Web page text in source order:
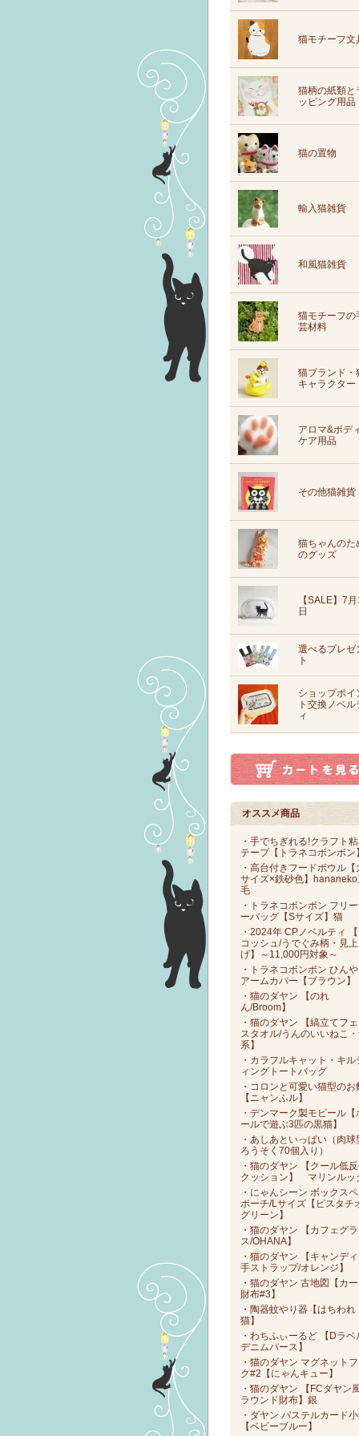
猫モチーフ文
猫柄の紙類と
ッピング用品
猫の置物
輸入猫雑貨
和風猫雑貨
猫モチーフの
芸材料
猫ブランド・
キャラクター
アロマ&ボデ
ケア用品
その他猫雑貨
猫ちゃんのた
のグッズ
【SALE】7月
日
選べるプレゼ
ト
ショップポイ
ト交換ノベル
ィ
オススメ商品
・手でちぎれる!クラフト
テープ【トラネコボンボン】
・高台付きフードボウル【
サイズ×鉄砂色】hananeko
毛
・トラネコボンボン フリ
ーバッグ【Sサイズ】猫
・2024年 CPノベルティ
コッシュ/うでぐみ柄・見上
げ】～11,000円対象～
・トラネコボンボン ひんや
アームカバー【ブラウン】
・猫のダヤン 【のれ
ん/Broom】
・猫のダヤン 【縞立てフェ
スタオル/うんのいいねこ
系】
・カラフルキャット・キル
ィングトートバッグ
・コロンと可愛い猫型のお
【ニャンふル】
・デンマーク製モビール【
ールで遊ぶ3匹の黒猫】
・あしあといっぱい（肉球
ろうそく70個入り）
・猫のダヤン 【クール低
クッション】 マリンルッ
・にゃんシーン ボックス
ポーチ/Lサイズ【ピスタチ
グリーン】
・猫のダヤン 【カフェグラ
ス/OHANA】
・猫のダヤン 【キャンディ
手ストラップ/オレンジ】
・猫のダヤン 古地図【カ
財布#3】
・陶器蚊やり器【はちわれ
猫】
・わちふぃーるど 【Dラベ
デニムパース】
・猫のダヤン マグネットフ
ク#2【にゃんキュー】
・猫のダヤン 【FCダヤン
ラウンド財布】銀
・ダヤン パステルカード
【ベビーブルー】